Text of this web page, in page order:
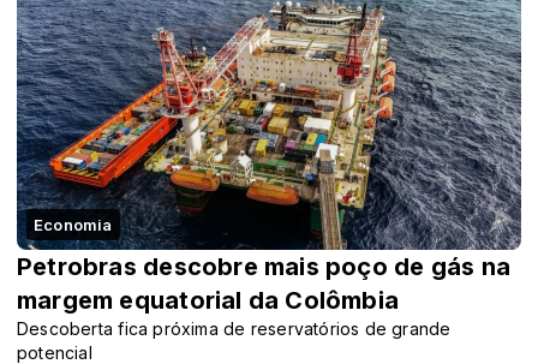
Economia
Petrobras descobre mais poço de gás na
margem equatorial da Colômbia
Descoberta fica próxima de reservatórios de grande
potencial